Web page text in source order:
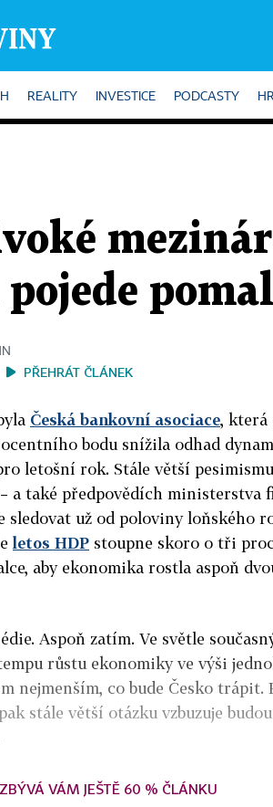
REALITY INVESTICE PODCASTY
PŘEHRÁT ČLÁNEK
Česká bankovní asociace, která
bodu snížila odhad
letošní rok. Stále větší
a také předpovědích ministerstva
sledovat už od poloviny loňského
letos HDP stoupne skoro o tři
aby ekonomika rostla aspoň
Aspoň zatím. Ve světle
růstu ekonomiky ve výši
nejmenším, co bude Česko trápit.
stále větší otázku vzbuzuje
ZBÝVÁ VÁM JEŠTĚ 60 % ČLÁNKU